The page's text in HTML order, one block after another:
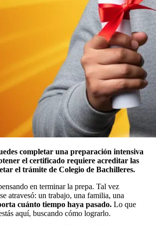
completar una preparación intensiva
el certificado requiere acreditar las
el trámite de Colegio de Bachilleres.
en terminar la prepa. Tal vez
atravesó: un trabajo, una familia, una
cuánto tiempo haya pasado. Lo que
aquí, buscando cómo lograrlo.